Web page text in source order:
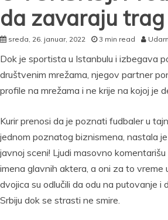
da zavaraju trag
sreda, 26. januar, 2022 3 min read
Dok je sportista u Istanbulu i izbegava
društvenim mrežama, njegov partner
profile na mrežama i ne krije na kojoj je
Kurir prenosi da je poznati fudbaler u
jednom poznatog biznismena, nastala
javnoj sceni! Ljudi masovno
imena glavnih aktera, a oni za to vreme
dvojica su odlučili da odu na putovanje i
Srbiju dok se strasti ne smire.